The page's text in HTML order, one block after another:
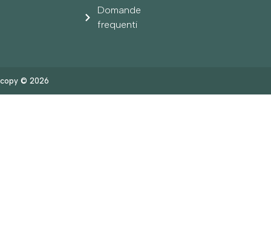
Domande
frequenti
copy © 2026